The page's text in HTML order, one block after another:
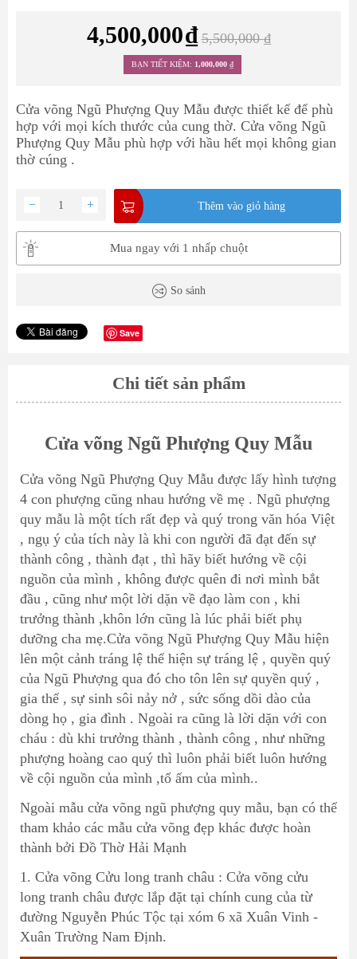
4,500,000₫ 5,500,000 ₫
BẠN TIẾT KIỆM: 1,000,000 ₫
Cửa võng Ngũ Phượng Quy Mẫu được thiết kế để phù
hợp với mọi kích thước của cung thờ. Cửa võng Ngũ
Phượng Quy Mẫu phù hợp với hầu hết mọi không gian
thờ cúng .
+
− Thêm vào giỏ hàng
Mua ngay với 1 nhấp chuột
So sánh
Save
Chi tiết sản phẩm
Cửa võng Ngũ Phượng Quy Mẫu
Cửa võng Ngũ Phượng Quy Mẫu được lấy hình tượng
4 con phượng cũng nhau hướng về mẹ . Ngũ phượng
quy mẫu là một tích rất đẹp và quý trong văn hóa Việt
, ngụ ý của tích này là khi con người đã đạt đến sự
thành công , thành đạt , thì hãy biết hướng về cội
nguồn của mình , không được quên đi nơi mình bắt
đầu , cũng như một lời dặn về đạo làm con , khi
trưởng thành ,khôn lớn cũng là lúc phải biết phụ
dưỡng cha mẹ.Cửa võng Ngũ Phượng Quy Mẫu hiện
lên một cảnh tráng lệ thể hiện sự tráng lệ , quyền quý
của Ngũ Phượng qua đó cho tôn lên sự quyền quý ,
gia thế , sự sinh sôi nảy nở , sức sống dồi dào của
dòng họ , gia đình . Ngoài ra cũng là lời dặn với con
cháu : dù khi trưởng thành , thành công , như những
phượng hoàng cao quý thì luôn phải biết luôn hướng
về cội nguồn của mình ,tổ ấm của mình..
Ngoài mẫu cửa võng ngũ phượng quy mẫu, bạn có thể
tham khảo các mẫu cửa võng đẹp khác được hoàn
thành bởi Đồ Thờ Hải Mạnh
1. Cửa võng Cửu long tranh châu : Cửa võng cửu
long tranh châu được lắp đặt tại chính cung của từ
đường Nguyễn Phúc Tộc tại xóm 6 xã Xuân Vinh -
Xuân Trường Nam Định.